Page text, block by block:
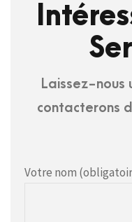
Laissez-nous
contacterons
Votre nom